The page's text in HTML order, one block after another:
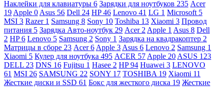
Наклейки для клавиатуры 6 Зарядки для ноутбуков 235 Acer
19 Apple 0 Asus 56 Dell 24 HP46 Lenovo 41 LG 1 Microsoft 5
MSI 3 Razer 1 Samsung 8 Sony 10 Toshiba 13 Xiaomi 3 Провод
питания 5 Зарядка Авто-ноутбук 29 Acer 2 Apple 1 Asus 8 Dell
2 HP6 Lenovo 5 Samsung 2 Sony 1 Зарядка на квадракоптер 2
Матрицы в сборе 23 Acer6 Apple 3 Asus 6 Lenovo 2 Samsung 1
Xiaomi 5 Кулер для ноутбука 495 ACER 57 Apple 20 ASUS 123
DELL 23 DNS 16 Fujitsu 1 Hasee 2 HP94 Huawei 3 LENOVO
61 MSI 26 SAMSUNG 22 SONY 17 TOSHIBA 19 Xiaomi 11
Жесткие диски и SSD 61 Бокс для жесткого диска 19 Жесткие